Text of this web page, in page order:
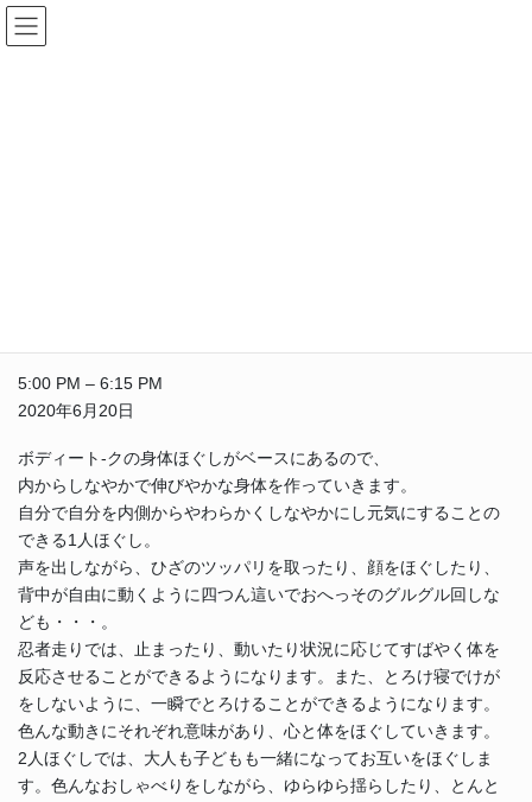
コ
ン
ナ
ビ
バ
レ
自
由
ヶ
丘
コ
ミ
セ
ン
5:00 PM – 6:15 PM
2020年6月20日
ボディート‐クの身体ほぐしがベースにあるので、
内からしなやかで伸びやかな身体を作っていきます。
自分で自分を内側からやわらかくしなやかにし元気にすることの
できる1人ほぐし。
声を出しながら、ひざのツッパリを取ったり、顔をほぐしたり、
背中が自由に動くように四つん這いでおへっそのグルグル回しな
ども・・・。
忍者走りでは、止まったり、動いたり状況に応じてすばやく体を
反応させることができるようになります。また、とろけ寝でけが
をしないように、一瞬でとろけることができるようになります。
色んな動きにそれぞれ意味があり、心と体をほぐしていきます。
2人ほぐしでは、大人も子どもも一緒になってお互いをほぐしま
す。色んなおしゃべりをしながら、ゆらゆら揺らしたり、とんと